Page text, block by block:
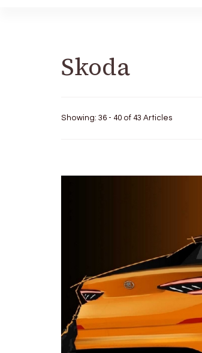
Skoda
Showing: 36 - 40 of 43 Articles